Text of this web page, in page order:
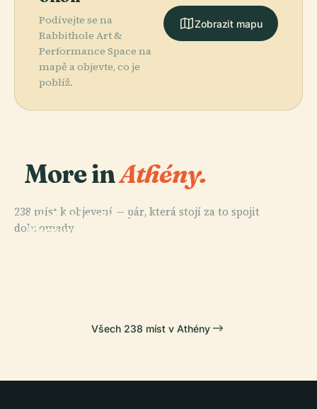
Podívejte se na
Rabbithole Art &
Performance Space na
mapě a objevte, co je
poblíž.
Zobrazit mapu
More inAthény.
238 míst k objevení — pár, která stojí za to spojit
dohromady.
Archeologické
Muzeum V
PLACE
Všech 238 míst v Athény